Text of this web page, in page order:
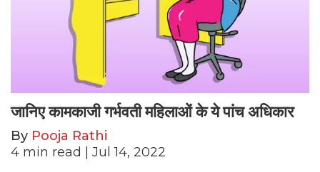
जानिए कामकाजी गर्भवती महिलाओं के ये पांच अधिकार
By Pooja Rathi
4 min read | Jul 14, 2022